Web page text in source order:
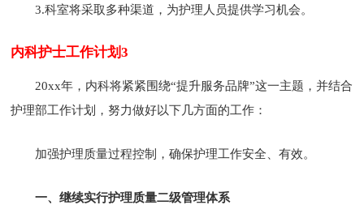
3.科室将采取多种渠道，为护理人员提供学习机会。
内科护士工作计划3
20xx年，内科将紧紧围绕“提升服务品牌”这一主题，并结合
护理部工作计划，努力做好以下几方面的工作：
加强护理质量过程控制，确保护理工作安全、有效。
一、继续实行护理质量二级管理体系